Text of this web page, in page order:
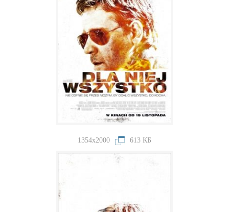
1354x2000 613 КБ